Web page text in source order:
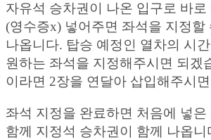
자유석 승차권이 나온 입구로 바로
(영수증x) 넣어주면 좌석을 지정할
나옵니다. 탑승 예정인 열차의 시
원하는 좌석을 지정해주시면 되겠
이라면 2장을 연달아 삽입해주시
좌석 지정을 완료하면 처음에 넣
함께 지정석 승차권이 함께 나옵니